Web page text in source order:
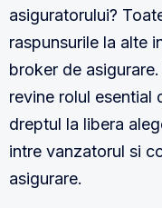
asiguratorului?
raspunsurile la alte
broker de
revine rolul esential
dreptul la libera
intre vanzatorul si
asigurare.